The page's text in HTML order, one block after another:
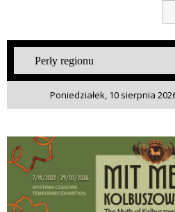
Poniedziałek, 10 sierpnia